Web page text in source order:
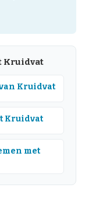
Kruidvat
Kruidvat
Kruidvat
met